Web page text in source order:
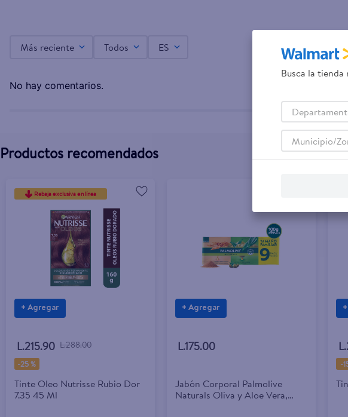
Más reciente Todos ES
No hay comentarios.
Productos recomendados
Rebaja exclusiva en línea
+ Agregar
L.215.90 L.288.00
-25 %
Tinte Oleo Nutrisse Rubio Dor
7.35 45 Ml
+ Agregar
L.175.00
Jabón Corporal Palmolive
Naturals Oliva y Aloe Vera,
-
Busca la tienda
Municipio/